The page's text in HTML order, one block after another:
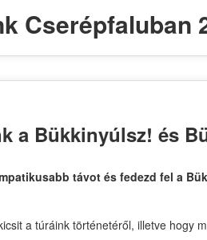
Cserépfaluban
a Bükkinyúlsz! és
távot és fedezd fel a
a túráink történetéről, illetve hogy